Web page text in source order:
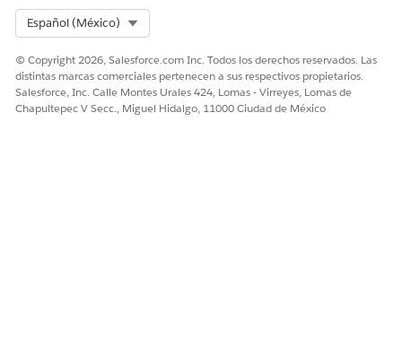
¿RESOLVIÓ ESTE ARTÍCULO SU PROBLEMA?
¡Háganos saber cómo podemos mejorar!
Sí No
Español (México)
© Copyright 2026, Salesforce.com Inc. Todos los derechos reservados. Las
distintas marcas comerciales pertenecen a sus respectivos propietarios.
Salesforce, Inc. Calle Montes Urales 424, Lomas - Virreyes, Lomas de
Chapultepec V Secc., Miguel Hidalgo, 11000 Ciudad de México